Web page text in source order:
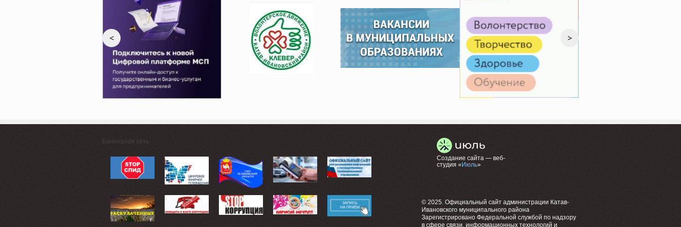
< >
Баннерная сеть
Создание сайта — веб-
студия « Июль»
© 2025. Официальный сайт администрации Катав-
Ивановского муниципального района
Зарегистрировано Федеральной службой по надзору
в сфере связи, информационных технологий и